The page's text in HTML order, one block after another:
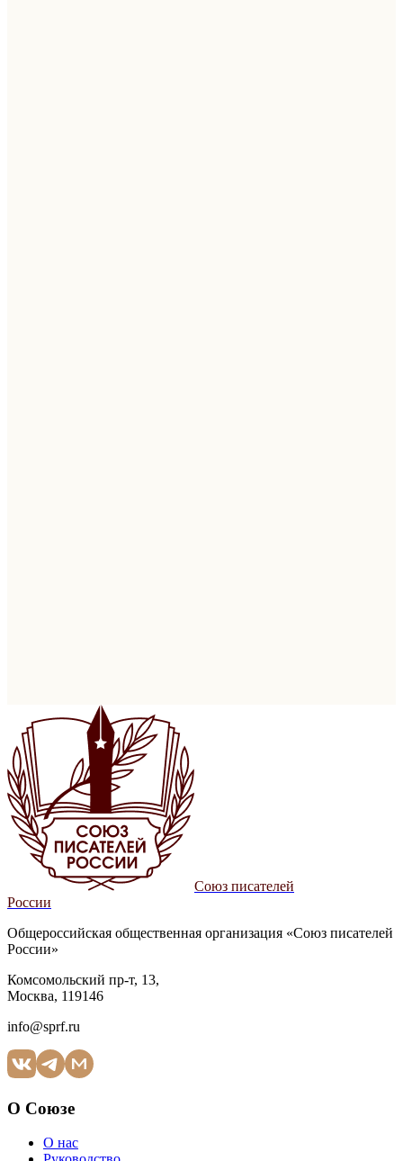
Союз писателей
России
Общероссийская общественная организация «Союз писателей
России»
Комсомольский пр-т, 13,
Москва, 119146
info@sprf.ru
О Союзе
О нас